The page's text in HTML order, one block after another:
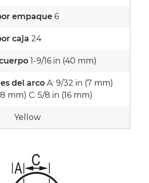
empaque 6
caja 24
1-9/16 in (40 mm)
del arco A: 9/32 in (7 mm)
mm) C: 5/8 in (16 mm)
Yellow